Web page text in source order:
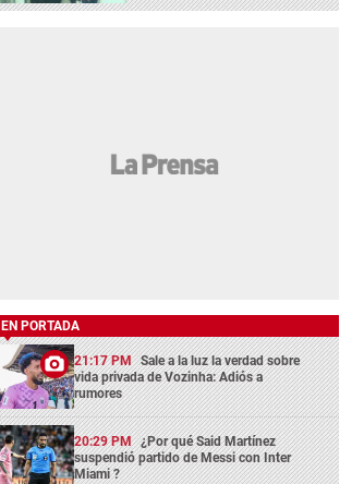
EN PORTADA
21:17 PM Sale a la luz la verdad sobre
vida privada de Vozinha: Adiós a
rumores
20:29 PM ¿Por qué Said Martínez
suspendió partido de Messi con Inter
Miami ?